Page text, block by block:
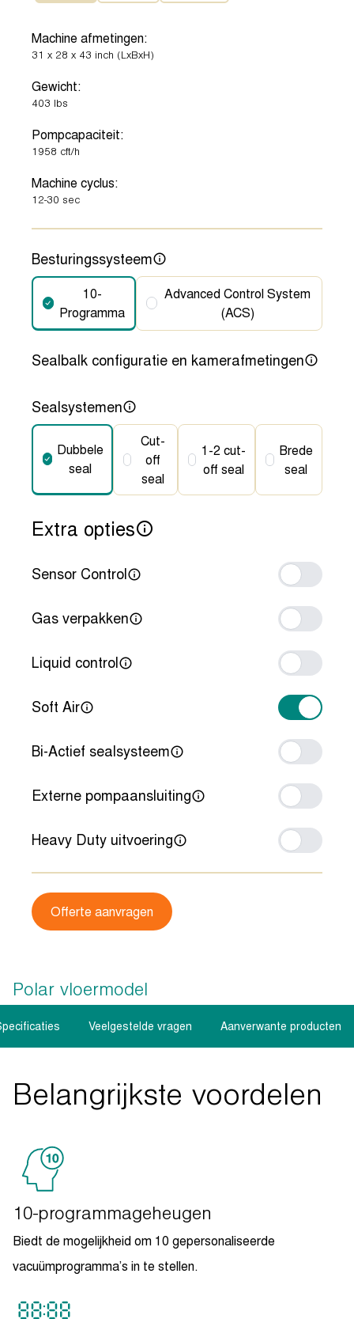
Machine afmetingen:
31 x 28 x 43 inch (LxBxH)
Gewicht:
403 lbs
Pompcapaciteit:
1958 cft/h
Machine cyclus:
12-30 sec
Besturingssysteem
10-
Programma
Advanced Control System
(ACS)
Sealbalk configuratie en kamerafmetingen
Sealsystemen
Dubbele
seal
Cut-
off
seal
1-2 cut-
off seal
Brede
seal
Extra opties
Sensor Control
Gas verpakken
Liquid control
Soft Air
Bi-Actief sealsysteem
Externe pompaansluiting
Heavy Duty uitvoering
Offerte aanvragen
Polar vloermodel
Veelgestelde vragen Aanverwante producten
Belangrijkste voordelen
10-programmageheugen
Biedt de mogelijkheid om 10 gepersonaliseerde
vacuümprogramma’s in te stellen.